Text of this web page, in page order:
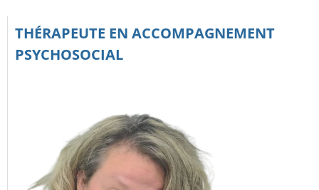
THÉRAPEUTE EN ACCOMPAGNEMENT
PSYCHOSOCIAL